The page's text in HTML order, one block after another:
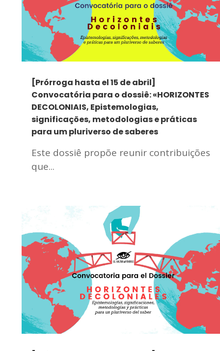
[Prórroga hasta el 15 de abril]
Convocatória para o dossiê: «HORIZONTES
DECOLONIAIS, Epistemologias,
significações, metodologias e práticas
para um pluriverso de saberes
Este dossiê propõe reunir contribuições
que...